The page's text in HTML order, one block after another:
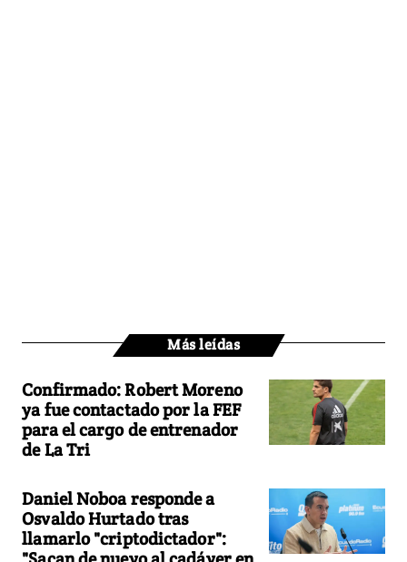
Más leídas
Confirmado: Robert Moreno
ya fue contactado por la FEF
para el cargo de entrenador
de La Tri
Daniel Noboa responde a
Osvaldo Hurtado tras
llamarlo "criptodictador":